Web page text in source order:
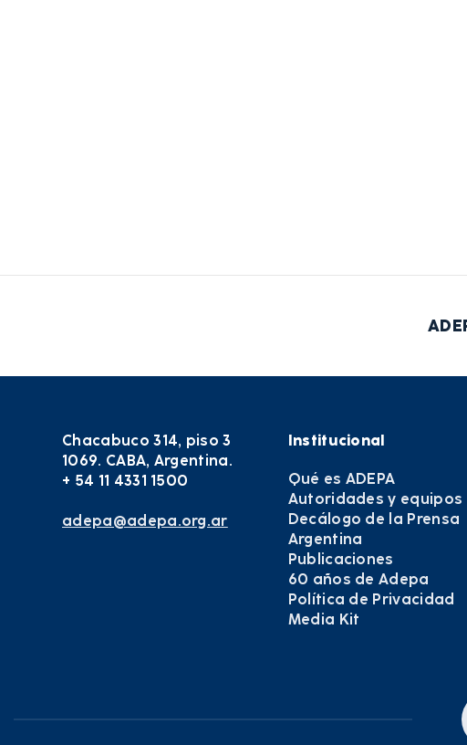
Chacabuco 314, piso 3
1069. CABA, Argentina.
+ 54 11 4331 1500
adepa@adepa.org.ar
Institucional
Qué es ADEPA
Autoridades y equipos
Decálogo de la Prensa
Argentina
Publicaciones
60 años de Adepa
Política de Privacidad
Media Kit